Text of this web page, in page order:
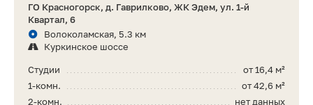
ГО Красногорск, д. Гаврилково, ЖК Эдем, ул. 1-й
Квартал, 6
Волоколамская, 5.3 км
Куркинское шоссе
от 16,4 м²
Студии
от 42,6 м²
1-комн.
нет данных
2-комн.